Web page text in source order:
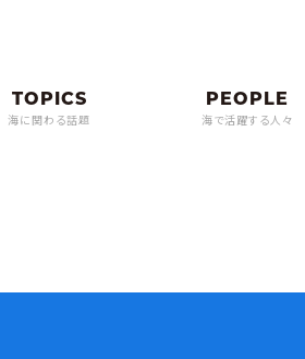
海に関わる話題 海で活躍する人々